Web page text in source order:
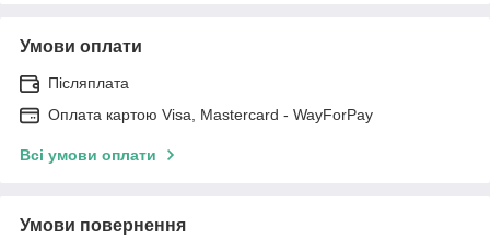
Умови оплати
Післяплата
Оплата картою Visa, Mastercard - WayForPay
Всі умови оплати
Умови повернення